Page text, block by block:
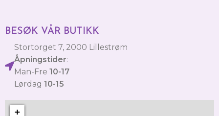
BESØK VÅR BUTIKK
Stortorget 7, 2000 Lillestrøm
Åpningstider:
Man-Fre 10-17
Lørdag 10-15
+